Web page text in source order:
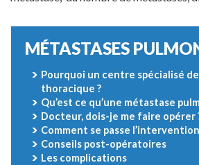
MÉTASTASES
Pourquoi un centre spécialisé
thoracique ?
Qu’est ce qu’une métastase
Docteur, dois-je me faire opérer
Comment se passe
Conseils post-opératoires
Les complications